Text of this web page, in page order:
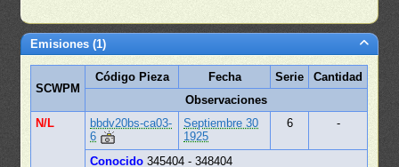
Emisiones (1)
SCWPM
Código Pieza Fecha Serie
Cantidad
Observaciones
N/L
bbdv20bs-ca03-
6
Septiembre 30
1925
6 -
Conocido 345404 - 348404